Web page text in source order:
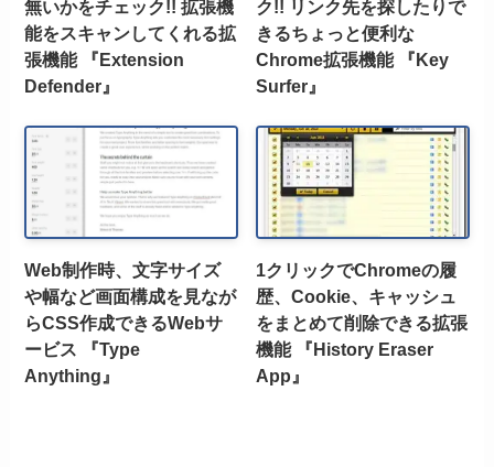
無いかをチェック!! 拡張機
能をスキャンしてくれる拡
張機能 『Extension
Defender』
ク!! リンク先を探したりで
きるちょっと便利な
Chrome拡張機能 『Key
Surfer』
Web制作時、文字サイズ
や幅など画面構成を見なが
らCSS作成できるWebサ
ービス 『Type
Anything』
1クリックでChromeの履
歴、Cookie、キャッシュ
をまとめて削除できる拡張
機能 『History Eraser
App』